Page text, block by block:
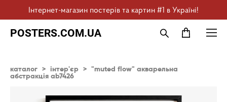
Інтернет-магазин постерів та картин #1 в Україні!
POSTERS.COM.UA
каталог > інтер'єр > "muted flow" акварельна
абстракція ab7426